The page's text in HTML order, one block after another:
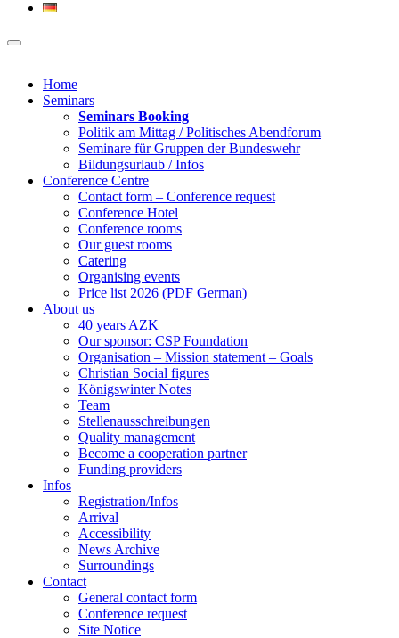
Home
Seminars
Seminars Booking
Politik am Mittag / Politisches Abendforum
Seminare für Gruppen der Bundeswehr
Bildungsurlaub / Infos
Conference Centre
Contact form – Conference request
Conference Hotel
Conference rooms
Our guest rooms
Catering
Organising events
Price list 2026 (PDF German)
About us
40 years AZK
Our sponsor: CSP Foundation
Organisation – Mission statement – Goals
Christian Social figures
Königswinter Notes
Team
Stellenausschreibungen
Quality management
Become a cooperation partner
Funding providers
Infos
Registration/Infos
Arrival
Accessibility
News Archive
Surroundings
Contact
General contact form
Conference request
Site Notice